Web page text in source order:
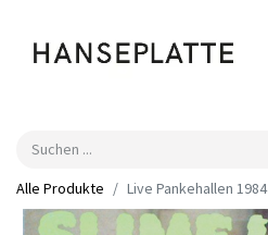
Alle Produkte Live Pankehallen 1984